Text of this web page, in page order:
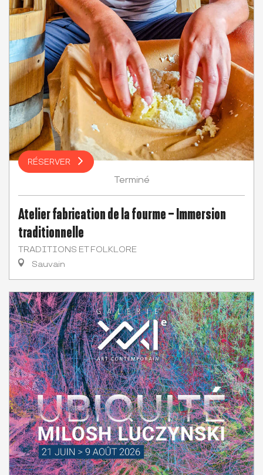
RÉSERVER
Terminé
Atelier fabrication de la fourme – Immersion
traditionnelle
TRADITIONS ET FOLKLORE
Sauvain